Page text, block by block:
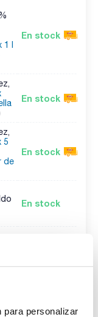
para personalizar
1 l
En stock
En stock
5
de
En stock
En stock
En stock